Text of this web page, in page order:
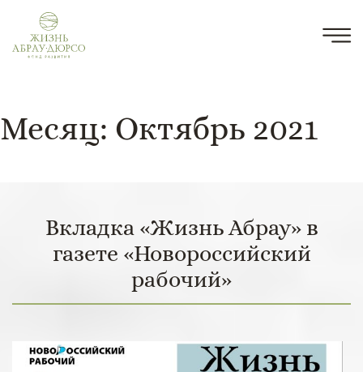
Месяц: Октябрь 2021
Вкладка «Жизнь Абрау» в
газете «Новороссийский
рабочий»